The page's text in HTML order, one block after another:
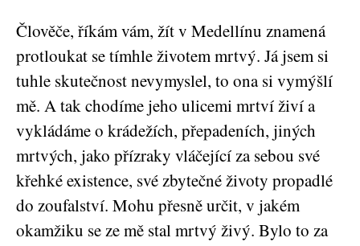
Člověče, říkám vám, žít v Medellínu znamená
protloukat se tímhle životem mrtvý. Já jsem si
tuhle skutečnost nevymyslel, to ona si vymýšlí
mě. A tak chodíme jeho ulicemi mrtví živí a
vykládáme o krádežích, přepadeních, jiných
mrtvých, jako přízraky vláčející za sebou své
křehké existence, své zbytečné životy propadlé
do zoufalství. Mohu přesně určit, v jakém
okamžiku se ze mě stal mrtvý živý. Bylo to za